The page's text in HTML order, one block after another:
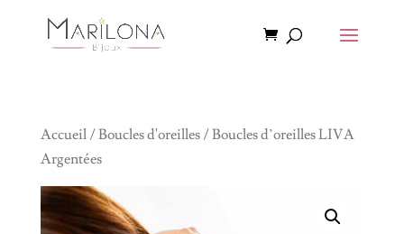
Accueil/Boucles d'oreilles/ Boucles d’oreilles LIVA
Argentées